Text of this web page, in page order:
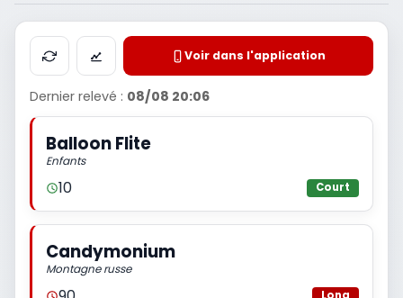
Voir dans l'application
Dernier relevé : 08/08 20:06
Balloon Flite
Enfants
10 Court
Candymonium
Montagne russe